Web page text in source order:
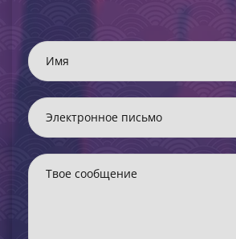
Имя
Электронное письмо
Твое сообщение